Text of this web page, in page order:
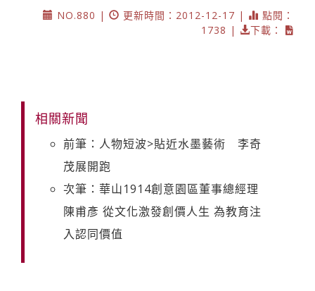
NO.880 |
更新時間：2012-12-17 |
點閱：
1738 |
下載：
相關新聞
前筆：人物短波>貼近水墨藝術 李奇
茂展開跑
次筆：華山1914創意園區董事總經理
陳甫彥 從文化激發創價人生 為教育注
入認同價值